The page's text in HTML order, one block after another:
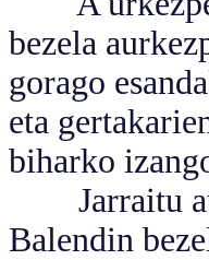
bezela
gorago
eta
biharko
Jarraitu
Balendin